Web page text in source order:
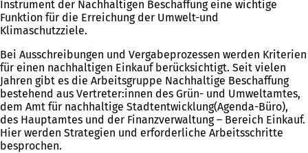
Instrument der Nachhaltigen Beschaffung eine wichtige
Funktion für die Erreichung der Umwelt-und
Klimaschutzziele.
Bei Ausschreibungen und Vergabeprozessen werden Kriterien
für einen nachhaltigen Einkauf berücksichtigt. Seit vielen
Jahren gibt es die Arbeitsgruppe Nachhaltige Beschaffung
bestehend aus Vertreter:innen des Grün- und Umweltamtes,
dem Amt für nachhaltige Stadtentwicklung(Agenda-Büro),
des Hauptamtes und der Finanzverwaltung – Bereich Einkauf.
Hier werden Strategien und erforderliche Arbeitsschritte
besprochen.